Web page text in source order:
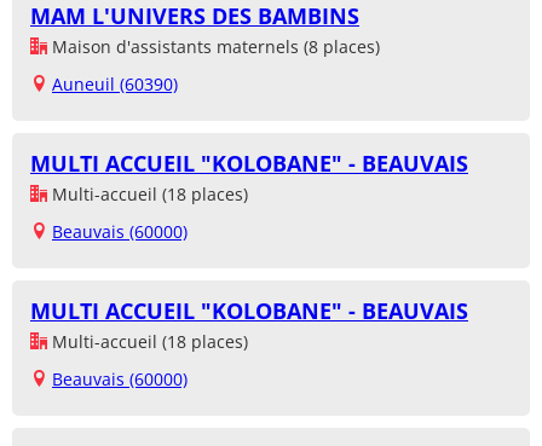
MAM L'UNIVERS DES BAMBINS
Maison d'assistants maternels (8 places)
Auneuil (60390)
MULTI ACCUEIL "KOLOBANE" - BEAUVAIS
Multi-accueil (18 places)
Beauvais (60000)
MULTI ACCUEIL "KOLOBANE" - BEAUVAIS
Multi-accueil (18 places)
Beauvais (60000)